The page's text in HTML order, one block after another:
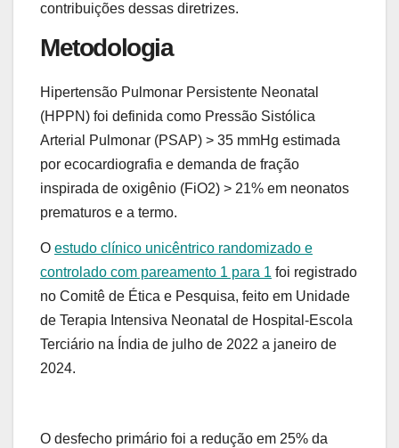
contribuições dessas diretrizes.
Metodologia
Hipertensão Pulmonar Persistente Neonatal
(HPPN) foi definida como Pressão Sistólica
Arterial Pulmonar (PSAP) > 35 mmHg estimada
por ecocardiografia e demanda de fração
inspirada de oxigênio (FiO2) > 21% em neonatos
prematuros e a termo.
O estudo clínico unicêntrico randomizado e
controlado com pareamento 1 para 1 foi registrado
no Comitê de Ética e Pesquisa, feito em Unidade
de Terapia Intensiva Neonatal de Hospital-Escola
Terciário na Índia de julho de 2022 a janeiro de
2024.
O desfecho primário foi a redução em 25% da